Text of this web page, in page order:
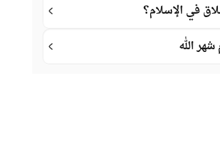
في الإسلام؟
الله